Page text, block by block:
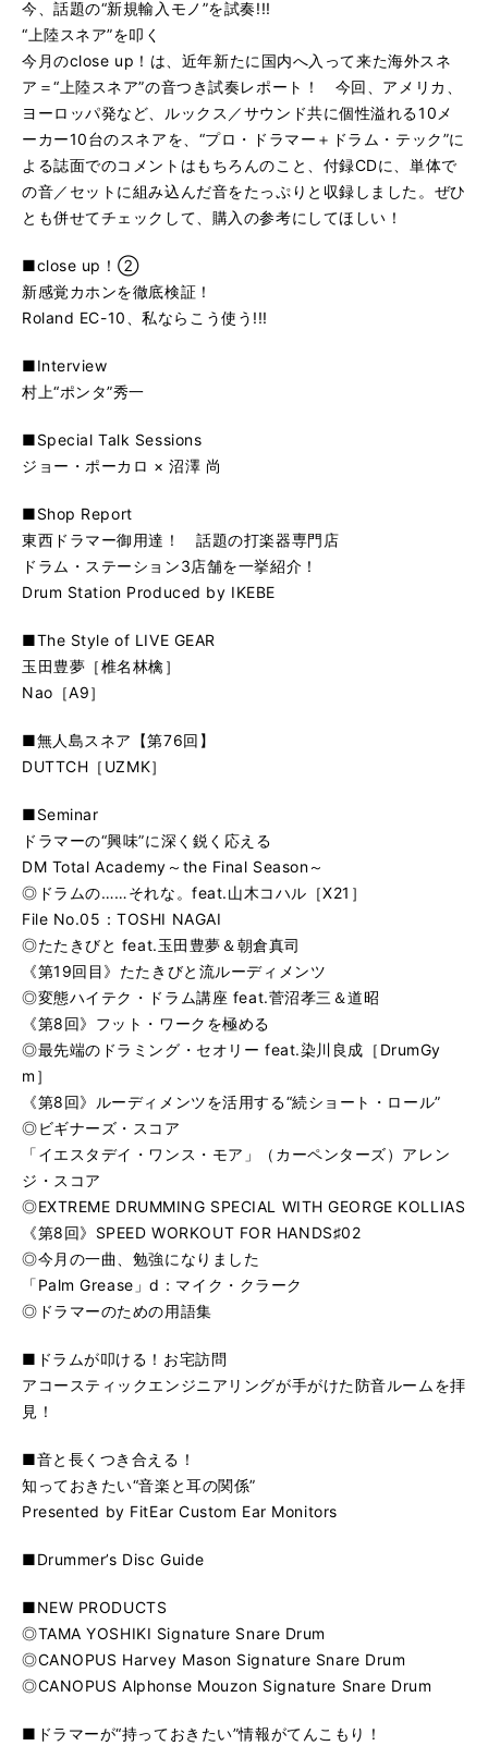
今、話題の“新規輸入モノ”を試奏!!!
“上陸スネア”を叩く
今月のclose up！は、近年新たに国内へ入って来た海外スネ
ア＝“上陸スネア”の音つき試奏レポート！ 今回、アメリカ、
ヨーロッパ発など、ルックス／サウンド共に個性溢れる10メ
ーカー10台のスネアを、“プロ・ドラマー＋ドラム・テック”に
よる誌面でのコメントはもちろんのこと、付録CDに、単体で
の音／セットに組み込んだ音をたっぷりと収録しました。ぜひ
とも併せてチェックして、購入の参考にしてほしい！
■close up！②
新感覚カホンを徹底検証！
Roland EC-10、私ならこう使う!!!
■Interview
村上“ポンタ”秀一
■Special Talk Sessions
ジョー・ポーカロ × 沼澤 尚
■Shop Report
東西ドラマー御用達！ 話題の打楽器専門店
ドラム・ステーション3店舗を一挙紹介！
Drum Station Produced by IKEBE
■The Style of LIVE GEAR
玉田豊夢［椎名林檎］
Nao［A9］
■無人島スネア【第76回】
DUTTCH［UZMK］
■Seminar
ドラマーの“興味”に深く鋭く応える
DM Total Academy～the Final Season～
◎ドラムの……それな。feat.山木コハル［X21］
File No.05：TOSHI NAGAI
◎たたきびと feat.玉田豊夢＆朝倉真司
《第19回目》たたきびと流ルーディメンツ
◎変態ハイテク・ドラム講座 feat.菅沼孝三＆道昭
《第8回》フット・ワークを極める
◎最先端のドラミング・セオリー feat.染川良成［DrumGy
m］
《第8回》ルーディメンツを活用する“続ショート・ロール”
◎ビギナーズ・スコア
「イエスタデイ・ワンス・モア」（カーペンターズ）アレン
ジ・スコア
◎EXTREME DRUMMING SPECIAL WITH GEORGE KOLLIAS
《第8回》SPEED WORKOUT FOR HANDS♯02
◎今月の一曲、勉強になりました
「Palm Grease」d：マイク・クラーク
◎ドラマーのための用語集
■ドラムが叩ける！お宅訪問
アコースティックエンジニアリングが手がけた防音ルームを拝
見！
■音と長くつき合える！
知っておきたい“音楽と耳の関係”
Presented by FitEar Custom Ear Monitors
■Drummer’s Disc Guide
■NEW PRODUCTS
◎TAMA YOSHIKI Signature Snare Drum
◎CANOPUS Harvey Mason Signature Snare Drum
◎CANOPUS Alphonse Mouzon Signature Snare Drum
■ドラマーが“持っておきたい”情報がてんこもり！